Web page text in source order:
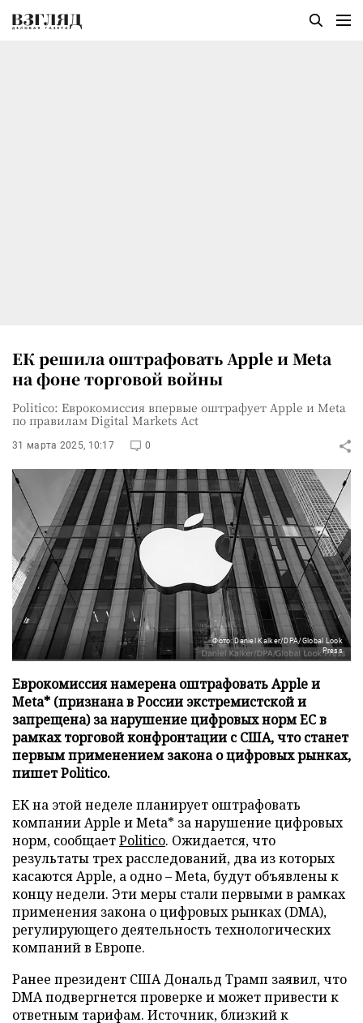
ЕК решила оштрафовать Apple и Meta
на фоне торговой войны
Politico: Еврокомиссия впервые оштрафует Apple и Meta
по правилам Digital Markets Act
31 марта 2025, 10:17 0
Фото: Daniel Kalker/DPA/Global Look
Press
Еврокомиссия намерена оштрафовать Apple и
Meta* (признана в России экстремистской и
запрещена) за нарушение цифровых норм ЕС в
рамках торговой конфронтации с США, что станет
первым применением закона о цифровых рынках,
пишет Politico.
ЕК на этой неделе планирует оштрафовать
компании Apple и Meta* за нарушение цифровых
норм, сообщаетPolitico. Ожидается, что
результаты трех расследований, два из которых
касаются Apple, а одно – Meta, будут объявлены к
концу недели. Эти меры стали первыми в рамках
применения закона о цифровых рынках (DMA),
регулирующего деятельность технологических
компаний в Европе.
Ранее президент США Дональд Трамп заявил, что
DMA подвергнется проверке и может привести к
ответным тарифам. Источник, близкий к